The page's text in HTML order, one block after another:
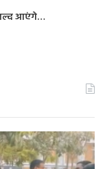
आएंगे…